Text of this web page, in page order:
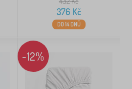
376 Kč
DO 14 DNŮ
-12%